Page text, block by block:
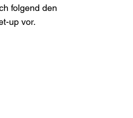
folgend den
up vor.